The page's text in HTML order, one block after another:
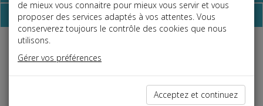
Dépêches
Liste des dernières dépêches
de mieux vous connaitre pour mieux vous servir et vous
proposer des services adaptés à vos attentes. Vous
conserverez toujours le contrôle des cookies que nous
utilisons.
Gérer vos préférences
Acceptez et continuez